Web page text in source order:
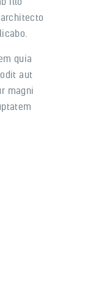
quia
aut
magni